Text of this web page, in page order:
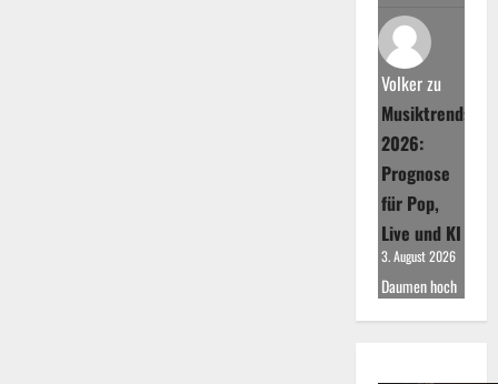
Volkerzu
Musiktrends
2026:
Prognose
für Pop,
Live und KI
3. August 2026
Daumen hoch